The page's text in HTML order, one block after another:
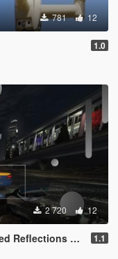
781 12
1.0
2 720 12
Mod) 1.1